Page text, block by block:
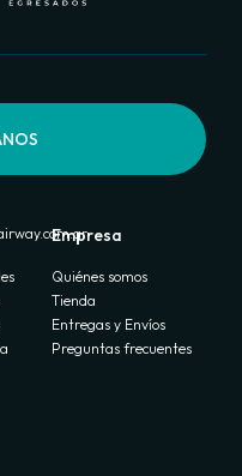
Empresa
Quiénes somos
Tienda
Entregas y Envíos
Preguntas frecuentes